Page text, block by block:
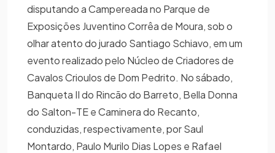
disputando a Campereada no Parque de
Exposições Juventino Corrêa de Moura, sob o
olhar atento do jurado Santiago Schiavo, em um
evento realizado pelo Núcleo de Criadores de
Cavalos Crioulos de Dom Pedrito. No sábado,
Banqueta II do Rincão do Barreto, Bella Donna
do Salton-TE e Caminera do Recanto,
conduzidas, respectivamente, por Saul
Montardo, Paulo Murilo Dias Lopes e Rafael